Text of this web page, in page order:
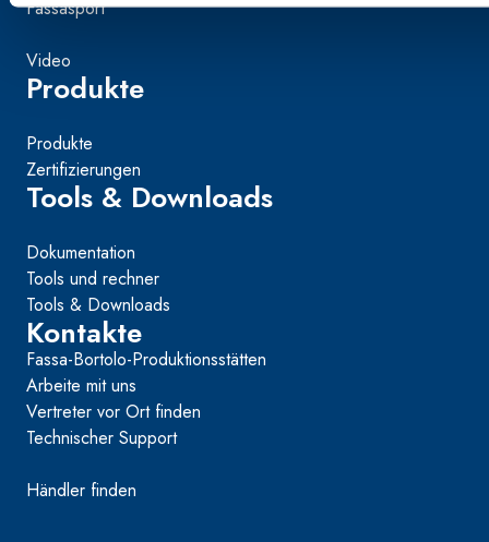
Fassasport
Video
Produkte
Produkte
Zertifizierungen
Tools & Downloads
Dokumentation
Tools und rechner
Tools & Downloads
Kontakte
Fassa-Bortolo-Produktionsstätten
Arbeite mit uns
Vertreter vor Ort finden
Technischer Support
Händler finden